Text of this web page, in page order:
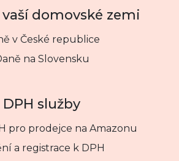
vaší domovské zemi
v České republice
na Slovensku
DPH služby
pro prodejce na Amazonu
a registrace k DPH